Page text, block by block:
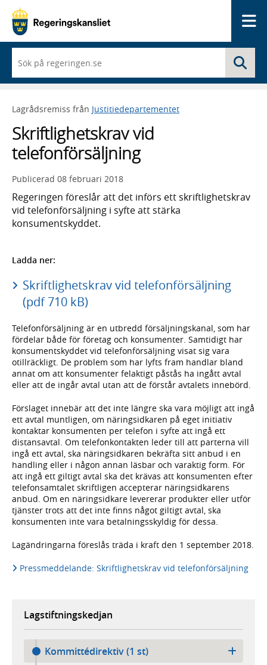
du
börjar
skriva
framträder
lista
med
sökförslag
Lagrådsremiss från Justitiedepartementet
Skriftlighetskrav vid
telefonförsäljning
Publicerad 08 februari 2018
Regeringen föreslår att det införs ett skriftlighetskrav
vid telefonförsäljning i syfte att stärka
konsumentskyddet.
Ladda ner:
Skriftlighetskrav vid telefonförsäljning
(pdf 710 kB)
Telefonförsäljning är en utbredd försäljningskanal, som har
fördelar både för företag och konsumenter. Samtidigt har
konsumentskyddet vid telefonförsäljning visat sig vara
otillräckligt. De problem som har lyfts fram handlar bland
annat om att konsumenter felaktigt påstås ha ingått avtal
eller att de ingår avtal utan att de förstår avtalets innebörd.
Förslaget innebär att det inte längre ska vara möjligt att ingå
ett avtal muntligen, om näringsidkaren på eget initiativ
kontaktar konsumenten per telefon i syfte att ingå ett
distansavtal. Om telefonkontakten leder till att parterna vill
ingå ett avtal, ska näringsidkaren bekräfta sitt anbud i en
handling eller i någon annan läsbar och varaktig form. För
att ingå ett giltigt avtal ska det krävas att konsumenten efter
telefonsamtalet skriftligen accepterar näringsidkarens
anbud. Om en näringsidkare levererar produkter eller utför
tjänster trots att det inte finns något giltigt avtal, ska
konsumenten inte vara betalningsskyldig för dessa.
Lagändringarna föreslås träda i kraft den 1 september 2018.
Pressmeddelande: Skriftlighetskrav vid telefonförsäljning
Lagstiftningskedjan
Kommittédirektiv (1 st)